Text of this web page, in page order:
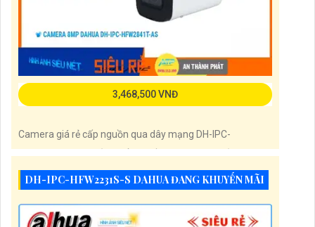
3,468,500 VNĐ
Camera giá rẻ cấp nguồn qua dây mạng DH-IPC-
HFW2841T-AS là sản phẩm chất lượng với hình ảnh
8.0MP sắc nét, đặc biệt xem ban đêm với hồng ngoại
80m. Thiết kế dựa trên công nghệ IP POE mới nhất, cho
phép xử lý hình ảnh sáng đẹp. Ngoài ra, sản phẩm còn
DH-IPC-HFW2231S-S DAHUA ĐANG KHUYẾN MÃI